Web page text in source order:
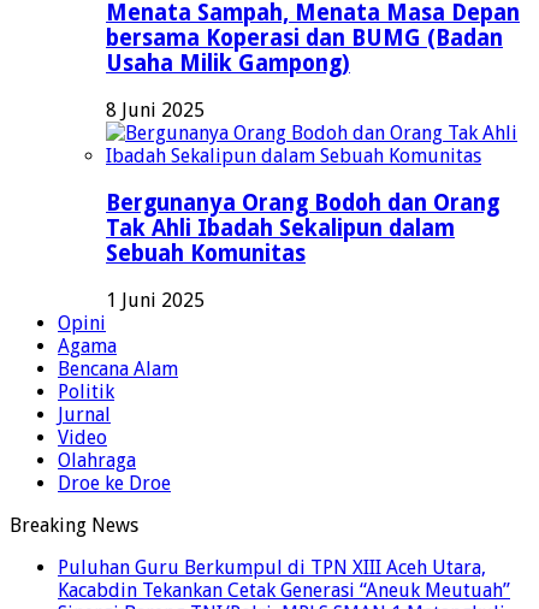
Menata Sampah, Menata Masa Depan
bersama Koperasi dan BUMG (Badan
Usaha Milik Gampong)
8 Juni 2025
Bergunanya Orang Bodoh dan Orang
Tak Ahli Ibadah Sekalipun dalam
Sebuah Komunitas
1 Juni 2025
Opini
Agama
Bencana Alam
Politik
Jurnal
Video
Olahraga
Droe ke Droe
Breaking News
Puluhan Guru Berkumpul di TPN XIII Aceh Utara,
Kacabdin Tekankan Cetak Generasi “Aneuk Meutuah”